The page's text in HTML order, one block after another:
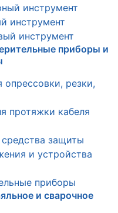
инструмент
инструмент
инструмент
приборы и
резки,
протяжки кабеля
защиты
и устройства
приборы
и сварочное